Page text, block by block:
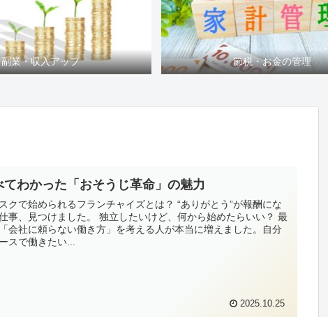
副業・収入アップ 節税・お金の管理
てわかった「おそうじ革命」の魅力
クで始められるフランチャイズとは？ “ありがとう”が報酬にな
事、見つけました。 独立したいけど、何から始めたらいい？ 最
会社に頼らない働き方」を考える人が本当に増えました。自分
スで働きたい...
2025.10.25